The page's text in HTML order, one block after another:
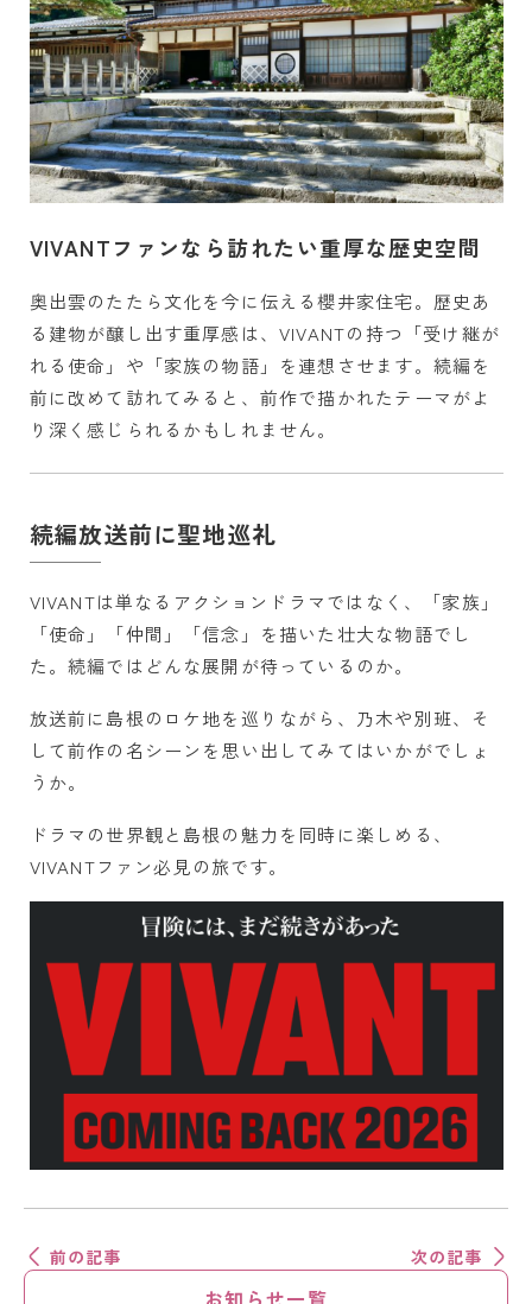
VIVANTファンなら訪れたい重厚な歴史空間
奥出雲のたたら文化を今に伝える櫻井家住宅。歴史あ
る建物が醸し出す重厚感は、VIVANTの持つ「受け継が
れる使命」や「家族の物語」を連想させます。続編を
前に改めて訪れてみると、前作で描かれたテーマがよ
り深く感じられるかもしれません。
続編放送前に聖地巡礼
VIVANTは単なるアクションドラマではなく、「家族」
「使命」「仲間」「信念」を描いた壮大な物語でし
た。続編ではどんな展開が待っているのか。
放送前に島根のロケ地を巡りながら、乃木や別班、そ
して前作の名シーンを思い出してみてはいかがでしょ
うか。
ドラマの世界観と島根の魅力を同時に楽しめる、
VIVANTファン必見の旅です。
前の記事 次の記事
お知らせ一覧